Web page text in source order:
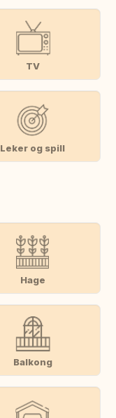
TV
Leker og spill
Hage
Balkong